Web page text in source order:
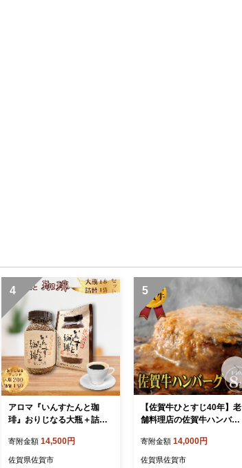
4
アロマ『いんすたんと珈
琲』おりじなる大瓶＋詰替
ヒー 珈琲 飲料 アロマ珈琲
佐賀県 佐賀市 三瀬村：B14
寄附金額 14,500円
佐賀県佐賀市
5
【佐賀牛ひとすじ40年】老
舗料理店の佐賀牛ハンバー
寄附金額 14,000円
佐賀県佐賀市